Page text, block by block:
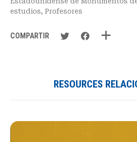
estudios, Profesores
COMPARTIR
RESOURCES